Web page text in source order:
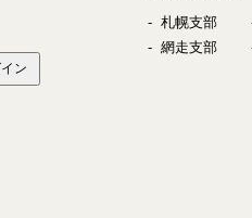
札幌支部
網走支部